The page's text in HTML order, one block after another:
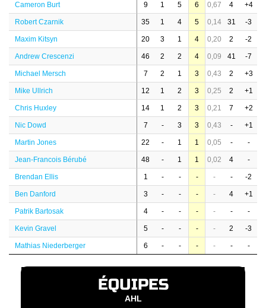
Cameron Burt 9 1 5 6 0,67 4 +4
Robert Czarnik 35 1 4 5 0,14 31 -3
Maxim Kitsyn 20 3 1 4 0,20 2 -2
Andrew Crescenzi 46 2 2 4 0,09 41 -7
Michael Mersch 7 2 1 3 0,43 2 +3
Mike Ullrich 12 1 2 3 0,25 2 +1
Chris Huxley 14 1 2 3 0,21 7 +2
Nic Dowd 7 - 3 3 0,43 - +1
Martin Jones 22 - 1 1 0,05 - -
Jean-Francois Bérubé 48 - 1 1 0,02 4 -
Brendan Ellis 1 - - - - - -2
Ben Danford 3 - - - - 4 +1
Patrik Bartosak 4 - - - - - -
Kevin Gravel 5 - - - - 2 -3
Mathias Niederberger 6 - - - - - -
ÉQUIPES
AHL